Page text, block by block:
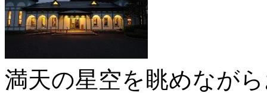
満天の星空を眺めなが